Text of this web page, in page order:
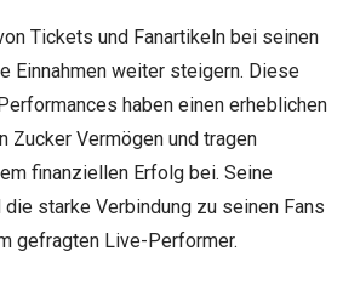
Tickets und Fanartikeln bei seinen
Einnahmen weiter steigern. Diese
haben einen erheblichen
Zucker Vermögen und tragen
finanziellen Erfolg bei. Seine
die starke Verbindung zu seinen Fans
gefragten Live-Performer.